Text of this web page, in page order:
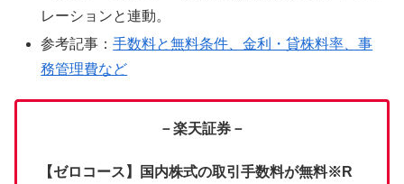
レーションと連動。
参考記事：手数料と無料条件、金利・貸株料率、事
務管理費など
－楽天証券－
【ゼロコース】国内株式の取引手数料が無料※R